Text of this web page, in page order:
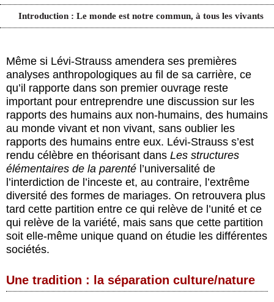
Introduction : Le monde est notre commun, à tous les vivants
Même si Lévi-Strauss amendera ses premières
analyses anthropologiques au fil de sa carrière, ce
qu’il rapporte dans son premier ouvrage reste
important pour entreprendre une discussion sur les
rapports des humains aux non-humains, des humains
au monde vivant et non vivant, sans oublier les
rapports des humains entre eux. Lévi-Strauss s’est
rendu célèbre en théorisant dans Les structures
élémentaires de la parenté l’universalité de
l’interdiction de l’inceste et, au contraire, l’extrême
diversité des formes de mariages. On retrouvera plus
tard cette partition entre ce qui relève de l’unité et ce
qui relève de la variété, mais sans que cette partition
soit elle-même unique quand on étudie les différentes
sociétés.
Une tradition : la séparation culture/nature